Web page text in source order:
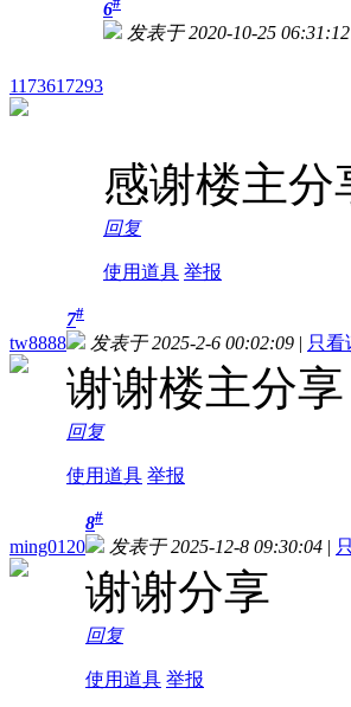
1173617293
6
发表于 2020-10-25 06:31:12
感谢楼主分
回复
使用道具 举报
tw8888
7#
发表于 2025-2-6 00:02:09 | 只看
谢谢楼主分享
回复
使用道具 举报
ming0120
8#
发表于 2025-12-8 09:30:04 |
谢谢分享
回复
使用道具 举报